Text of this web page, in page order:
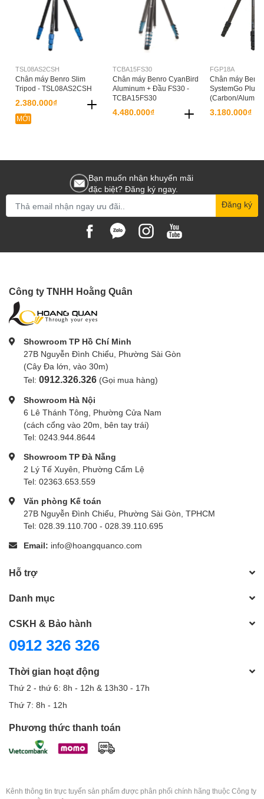
TSL08AS2CSH
Chân máy Benro Slim
Tripod - TSL08AS2CSH
2.380.000₫
MỚI
TCBA15FS30
Chân máy Benro CyanBird
Aluminum + Đầu FS30 -
TCBA15FS30
4.480.000₫
FGP18A
Chân máy Benro
SystemGo Plus
(Carbon/
3.180.000₫
Bạn muốn nhận khuyến mãi
đặc biệt? Đăng ký ngay.
Đăng ký
Công ty TNHH Hoằng Quân
Showroom TP Hồ Chí Minh
27B Nguyễn Đình Chiểu, Phường Sài Gòn
(Cây Đa lớn, vào 30m)
Tel: 0912.326.326 (Gọi mua hàng)
Showroom Hà Nội
6 Lê Thánh Tông, Phường Cửa Nam
(cách cổng vào 20m, bên tay trái)
Tel: 0243.944.8644
Showroom TP Đà Nẵng
2 Lý Tế Xuyên, Phường Cẩm Lệ
Tel: 02363.653.559
Văn phòng Kế toán
27B Nguyễn Đình Chiểu, Phường Sài Gòn, TPHCM
Tel: 028.39.110.700 - 028.39.110.695
Email: info@hoangquanco.com
Hỗ trợ
Danh mục
CSKH & Bảo hành
0912 326 326
Thời gian hoạt động
Thứ 2 - thứ 6: 8h - 12h & 13h30 - 17h
Thứ 7: 8h - 12h
Phương thức thanh toán
Kênh thông tin trực tuyến sản phẩm được phân phối chính hãng thuộc Công ty